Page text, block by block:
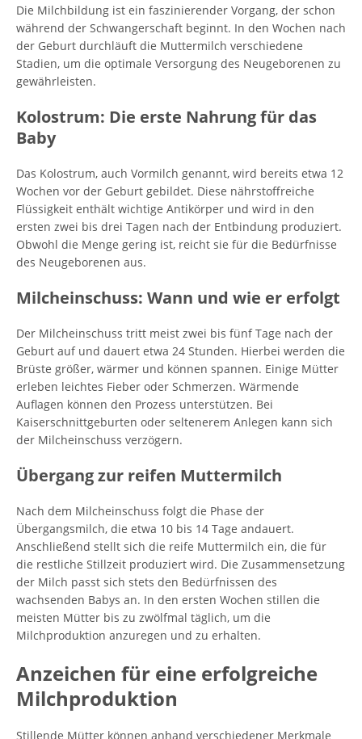
Die Milchbildung ist ein faszinierender Vorgang, der schon
während der Schwangerschaft beginnt. In den Wochen nach
der Geburt durchläuft die Muttermilch verschiedene
Stadien, um die optimale Versorgung des Neugeborenen zu
gewährleisten.
Kolostrum: Die erste Nahrung für das
Baby
Das Kolostrum, auch Vormilch genannt, wird bereits etwa 12
Wochen vor der Geburt gebildet. Diese nährstoffreiche
Flüssigkeit enthält wichtige Antikörper und wird in den
ersten zwei bis drei Tagen nach der Entbindung produziert.
Obwohl die Menge gering ist, reicht sie für die Bedürfnisse
des Neugeborenen aus.
Milcheinschuss: Wann und wie er erfolgt
Der Milcheinschuss tritt meist zwei bis fünf Tage nach der
Geburt auf und dauert etwa 24 Stunden. Hierbei werden die
Brüste größer, wärmer und können spannen. Einige Mütter
erleben leichtes Fieber oder Schmerzen. Wärmende
Auflagen können den Prozess unterstützen. Bei
Kaiserschnittgeburten oder seltenerem Anlegen kann sich
der Milcheinschuss verzögern.
Übergang zur reifen Muttermilch
Nach dem Milcheinschuss folgt die Phase der
Übergangsmilch, die etwa 10 bis 14 Tage andauert.
Anschließend stellt sich die reife Muttermilch ein, die für
die restliche Stillzeit produziert wird. Die Zusammensetzung
der Milch passt sich stets den Bedürfnissen des
wachsenden Babys an. In den ersten Wochen stillen die
meisten Mütter bis zu zwölfmal täglich, um die
Milchproduktion anzuregen und zu erhalten.
Anzeichen für eine erfolgreiche
Milchproduktion
Stillende Mütter können anhand verschiedener Merkmale